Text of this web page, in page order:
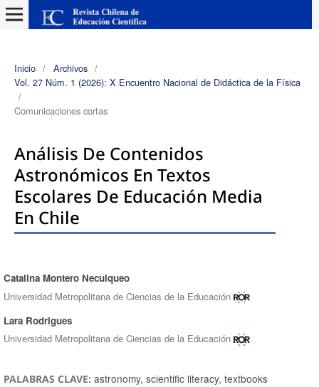
Inicio / Archivos /
Vol. 27 Núm. 1 (2026): X Encuentro Nacional de Didáctica de la Física
/
Comunicaciones cortas
Análisis De Contenidos
Astronómicos En Textos
Escolares De Educación Media
En Chile
Autores/as
Catalina Montero Neculqueo
Universidad Metropolitana de Ciencias de la Educación
Lara Rodrigues
Universidad Metropolitana de Ciencias de la Educación
PALABRAS CLAVE: astronomy, scientific literacy, textbooks